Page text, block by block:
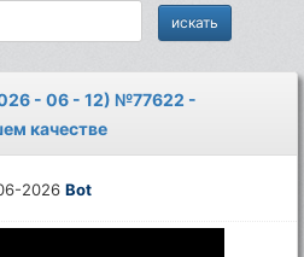
- 06 - 12) №77622 -
качестве
2026Bot